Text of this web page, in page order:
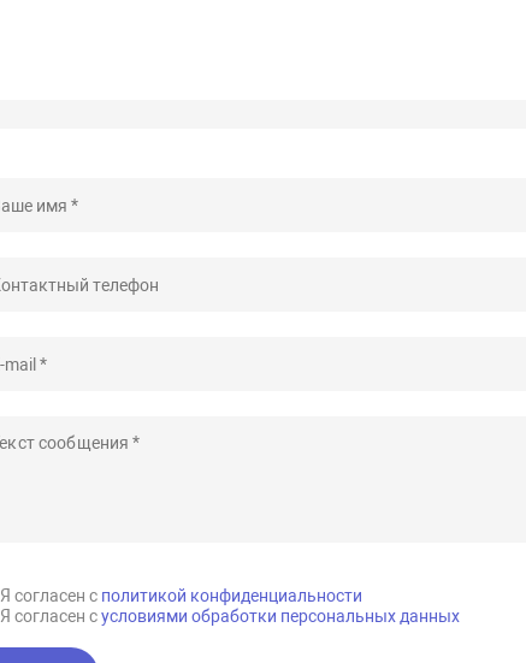
Я согласен с политикой конфиденциальности
Я согласен сусловиями обработки персональных данных